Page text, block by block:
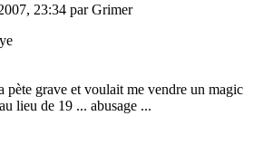
23:34 par Grimer
pète grave et voulait me vendre un magic
lieu de 19 ... abusage ...